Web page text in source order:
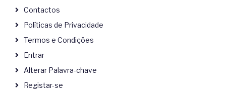
Contactos
Políticas de Privacidade
Termos e Condições
Entrar
Alterar Palavra-chave
Registar-se